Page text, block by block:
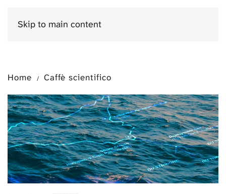
Skip to main content
Home Caffè scientifico